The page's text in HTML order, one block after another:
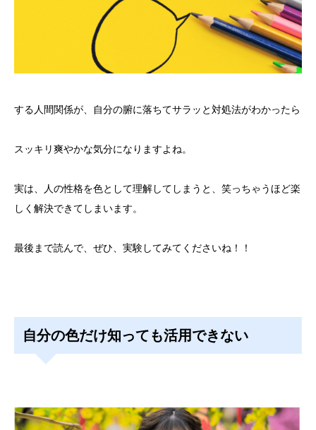
する人間関係が、自分の腑に落ちてサラッと対処法がわかったら
スッキリ爽やかな気分になりますよね。
実は、人の性格を色として理解してしまうと、笑っちゃうほど楽
しく解決できてしまいます。
最後まで読んで、ぜひ、実験してみてくださいね！！
自分の色だけ知っても活用できない